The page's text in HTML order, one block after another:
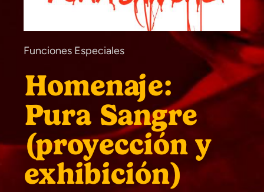
Funciones Especiales
Homenaje:
Pura Sangre
(proyección y
exhibición)